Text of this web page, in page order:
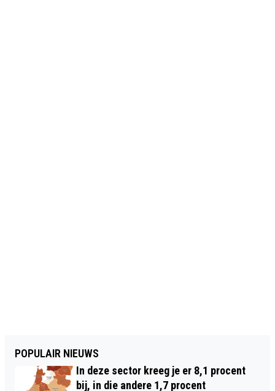
POPULAIR NIEUWS
In deze sector kreeg je er 8,1 procent
bij, in die andere 1,7 procent